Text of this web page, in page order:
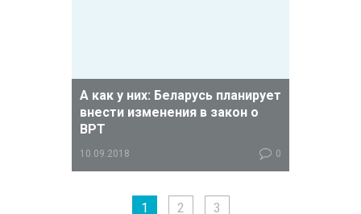
А как у них: Беларусь планирует
внести изменения в закон о
ВРТ
10.09.2018 0
республике с 2012 года. Шесть лет
применения закона на практике
1 2 3